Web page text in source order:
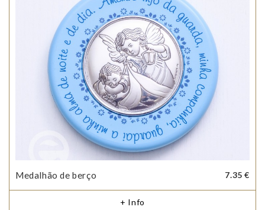
Medalhão de berço 7.35 €
+ Info